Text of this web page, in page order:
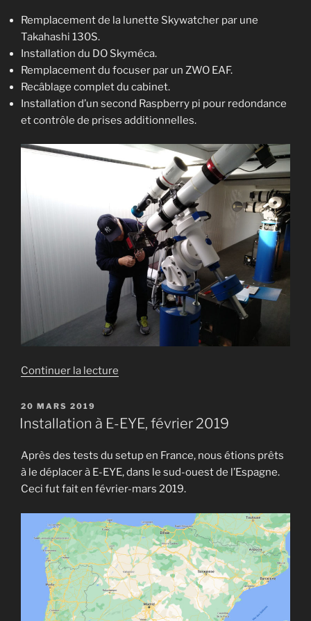
Remplacement de la lunette Skywatcher par une
Takahashi 130S.
Installation du DO Skyméca.
Remplacement du focuser par un ZWO EAF.
Recâblage complet du cabinet.
Installation d’un second Raspberry pi pour redondance
et contrôle de prises additionnelles.
Continuer la lecture
E-
mars
2020 »
PUBLIÉ
LE
20 MARS 2019
Installation à E-EYE, février 2019
Après des tests du setup en France, nous étions prêts
à le déplacer à E-EYE, dans le sud-ouest de l’Espagne.
Ceci fut fait en février-mars 2019.